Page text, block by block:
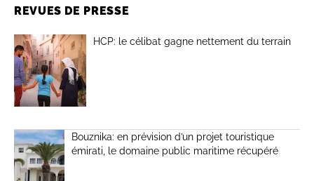
REVUES DE PRESSE
HCP: le célibat gagne nettement du terrain
Bouznika: en prévision d’un projet touristique
émirati, le domaine public maritime récupéré